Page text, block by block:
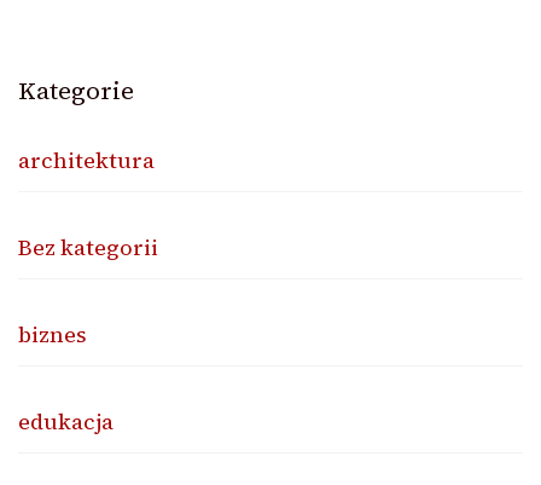
Kategorie
architektura
Bez kategorii
biznes
edukacja